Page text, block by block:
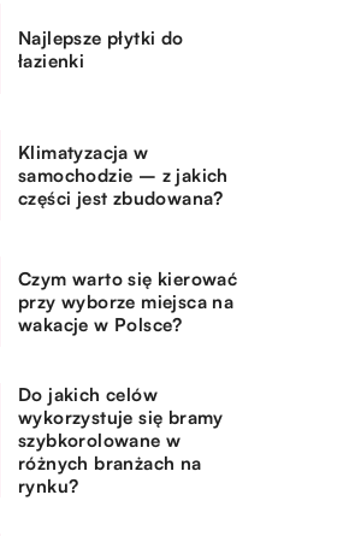
Najlepsze płytki do
łazienki
Klimatyzacja w
samochodzie – z jakich
części jest zbudowana?
Czym warto się kierować
przy wyborze miejsca na
wakacje w Polsce?
Do jakich celów
wykorzystuje się bramy
szybkorolowane w
różnych branżach na
rynku?